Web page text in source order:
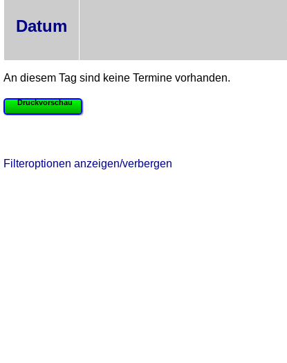
Datum
An diesem Tag sind keine Termine vorhanden.
Druckvorschau
Filteroptionen anzeigen/verbergen